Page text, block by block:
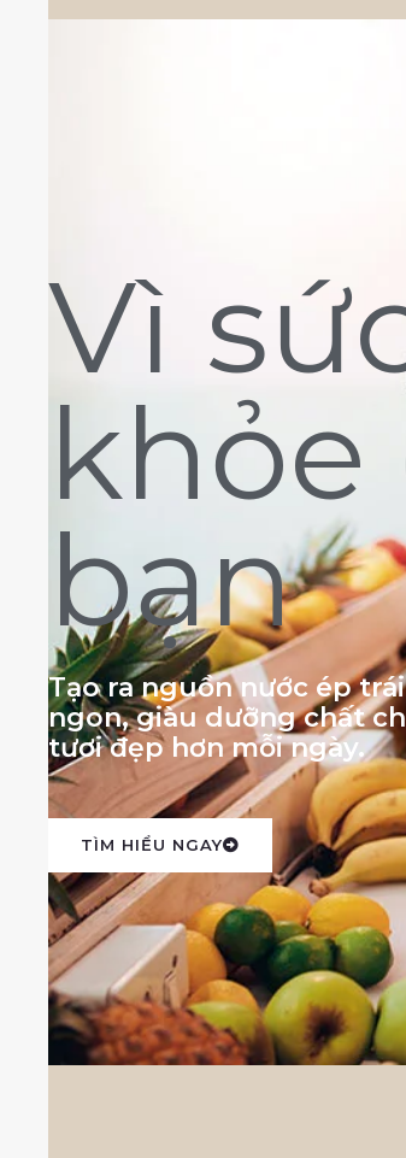
Vì
khỏe
bạn
Tạo ra nguồn nước ép
ngon, giàu dưỡng chất
tươi đẹp hơn mỗi ngày.
TÌM HIỂU NGAY